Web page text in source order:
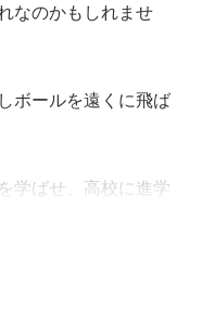
なのかもしれませ
ボールを遠くに飛ば
学ばせ、高校に進学